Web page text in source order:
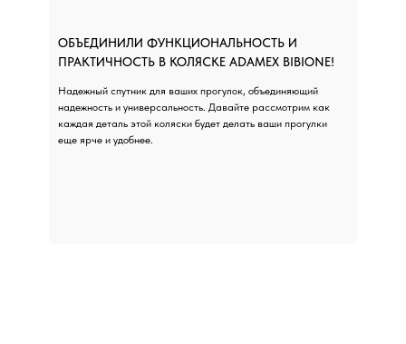
Надежный спутник для ваших прогулок, объединяющий
надежность и универсальность. Давайте рассмотрим как
каждая деталь этой коляски будет делать ваши прогулки
еще ярче и удобнее.
ОБЪЕДИНИЛИ ФУНКЦИОНАЛЬНОСТЬ И
ПРАКТИЧНОСТЬ В КОЛЯСКЕ ADAMEX BIBIONE!